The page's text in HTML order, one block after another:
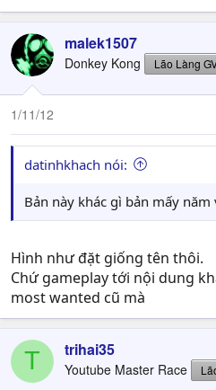
malek1507
Donkey Kong Lão Làng
1/11/12
datinhkhach nói:
Bản này khác gì bản mấy năm
Hình như đặt giống tên thôi.
Chứ gameplay tới nội dung
most wanted cũ mà
T trihai35
Youtube Master Race